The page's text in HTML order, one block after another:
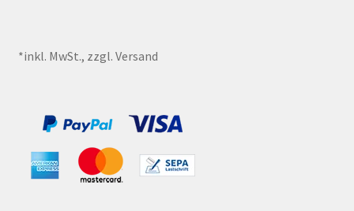
*inkl. MwSt., zzgl. Versand